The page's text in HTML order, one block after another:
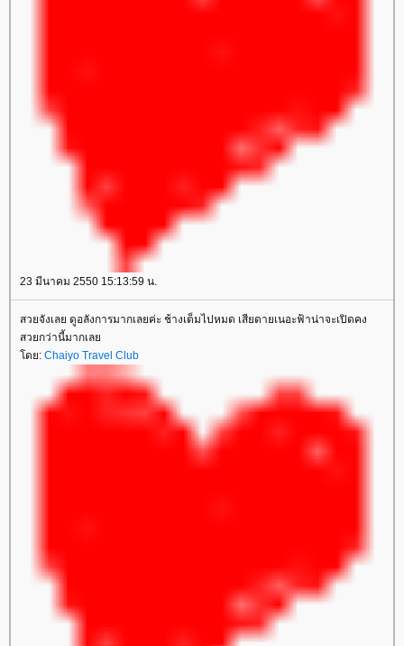
23 มีนาคม 2550 15:13:59 น.
สวยจังเลย ดูอลังการมากเลยค่ะ ช้างเต็มไปหมด เสียดายเนอะฟ้าน่าจะเปิดคง
สวยกว่านี้มากเล
ดย: Chaiyo Travel Club